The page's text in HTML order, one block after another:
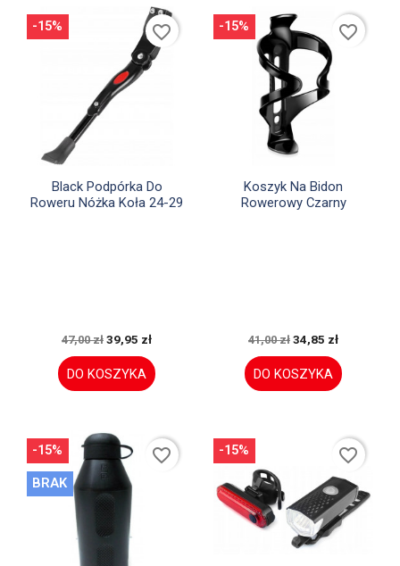
Szybki podgląd
Black Podpórka Do
Roweru Nóżka Koła 24-29
47,00 zł 39,95 zł
DO KOSZYKA
-15% favorite_border
Szybki podgląd
Koszyk Na Bidon
Rowerowy Czarny
41,00 zł 34,85 zł
DO KOSZYKA
-15% favorite_border
-15%
BRAK
favorite_border -15% favorite_border